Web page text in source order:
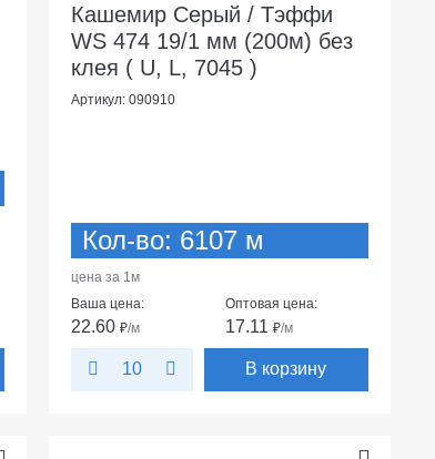
Кашемир Серый / Тэффи
WS 474 19/1 мм (200м) без
клея ( U, L, 7045 )
Артикул: 090910
Кол-во: 6107 м
цена за 1м
Ваша цена:
22.60 ₽/м
Оптовая цена:
17.11 ₽/м
10 В корзину